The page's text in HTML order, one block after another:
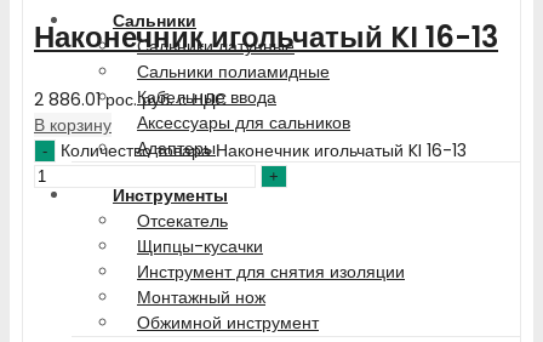
Сальники
Сальники латунные
Сальники полиамидные
Кабельные ввода
Аксессуары для сальников
Адаптеры
Инструменты
Отсекатель
Щипцы-кусачки
Инструмент для снятия изоляции
Монтажный нож
Обжимной инструмент
Наконечник игольчатый KI 16-13
2 886.01рос. руб.с НДС
В корзину
Количество товара Наконечник игольчатый KI 16-13